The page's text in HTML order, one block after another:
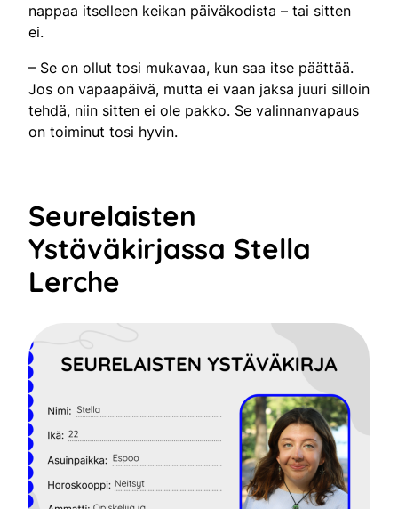
nappaa itselleen keikan päiväkodista – tai sitten
ei.
– Se on ollut tosi mukavaa, kun saa itse päättää.
Jos on vapaapäivä, mutta ei vaan jaksa juuri silloin
tehdä, niin sitten ei ole pakko. Se valinnanvapaus
on toiminut tosi hyvin.
Seurelaisten
Ystäväkirjassa Stella
Lerche